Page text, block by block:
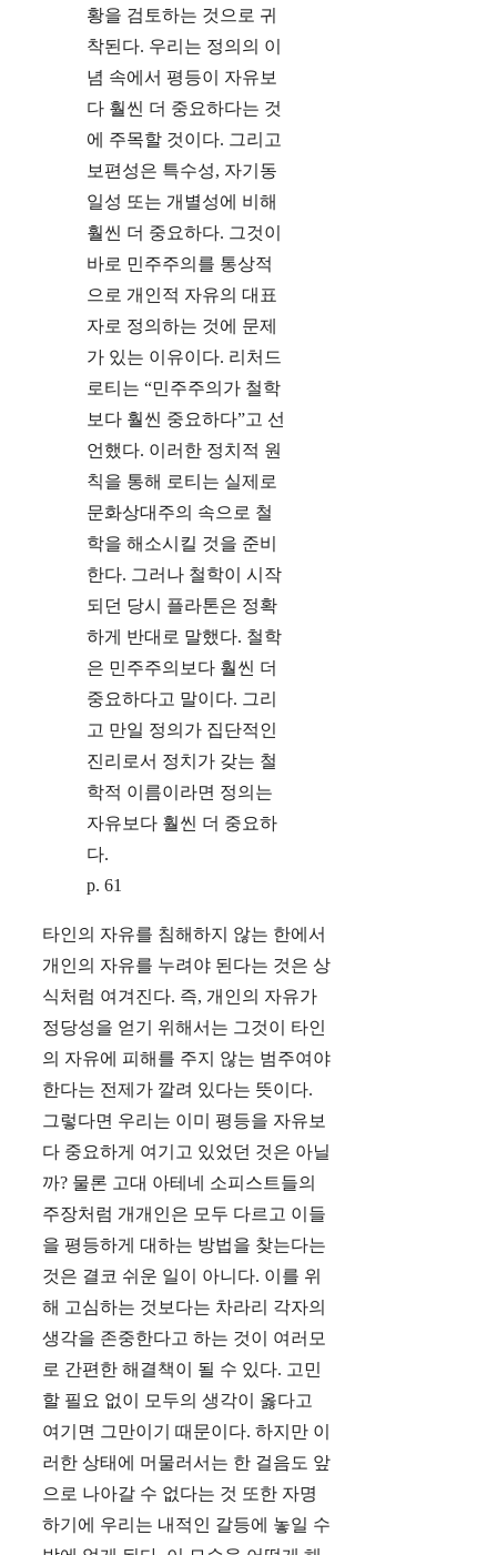
황을 검토하는 것으로 귀
착된다. 우리는 정의의 이
념 속에서 평등이 자유보
다 훨씬 더 중요하다는 것
에 주목할 것이다. 그리고
보편성은 특수성, 자기동
일성 또는 개별성에 비해
훨씬 더 중요하다. 그것이
바로 민주주의를 통상적
으로 개인적 자유의 대표
자로 정의하는 것에 문제
가 있는 이유이다. 리처드
로티는 “민주주의가 철학
보다 훨씬 중요하다”고 선
언했다. 이러한 정치적 원
칙을 통해 로티는 실제로
문화상대주의 속으로 철
학을 해소시킬 것을 준비
한다. 그러나 철학이 시작
되던 당시 플라톤은 정확
하게 반대로 말했다. 철학
은 민주주의보다 훨씬 더
중요하다고 말이다. 그리
고 만일 정의가 집단적인
진리로서 정치가 갖는 철
학적 이름이라면 정의는
자유보다 훨씬 더 중요하
다.
p. 61
타인의 자유를 침해하지 않는 한에서
개인의 자유를 누려야 된다는 것은 상
식처럼 여겨진다. 즉, 개인의 자유가
정당성을 얻기 위해서는 그것이 타인
의 자유에 피해를 주지 않는 범주여야
한다는 전제가 깔려 있다는 뜻이다.
그렇다면 우리는 이미 평등을 자유보
다 중요하게 여기고 있었던 것은 아닐
까? 물론 고대 아테네 소피스트들의
주장처럼 개개인은 모두 다르고 이들
을 평등하게 대하는 방법을 찾는다는
것은 결코 쉬운 일이 아니다. 이를 위
해 고심하는 것보다는 차라리 각자의
생각을 존중한다고 하는 것이 여러모
로 간편한 해결책이 될 수 있다. 고민
할 필요 없이 모두의 생각이 옳다고
여기면 그만이기 때문이다. 하지만 이
러한 상태에 머물러서는 한 걸음도 앞
으로 나아갈 수 없다는 것 또한 자명
하기에 우리는 내적인 갈등에 놓일 수